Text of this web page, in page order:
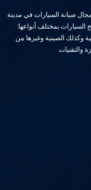
صيانة السيارات في مدينة
بمختلف أنواعها:
وكذلك الصينية وغيرها من
والتقنيات